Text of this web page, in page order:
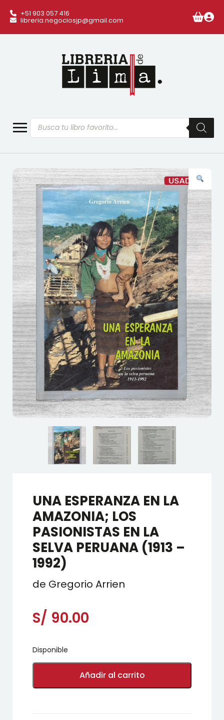
+51 903 057 416
libreria.negociosjp@gmail.com
Búsqueda
de
productos
UNA ESPERANZA EN LA
AMAZONIA; LOS
PASIONISTAS EN LA
SELVA PERUANA (1913 –
1992)
de Gregorio Arrien
S/ 90.00
Disponible
UNA
EN
Añadir al carrito